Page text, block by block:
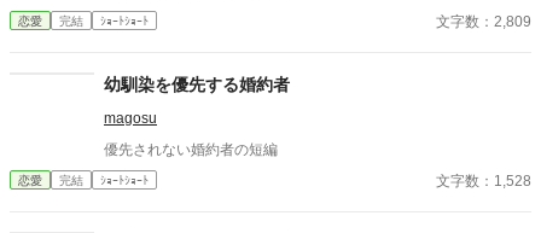
恋愛 完結 ｼｮｰﾄｼｮｰﾄ 文字数：2,809
幼馴染を優先する婚約者
magosu
優先されない婚約者の短編
恋愛 完結 ｼｮｰﾄｼｮｰﾄ 文字数：1,528